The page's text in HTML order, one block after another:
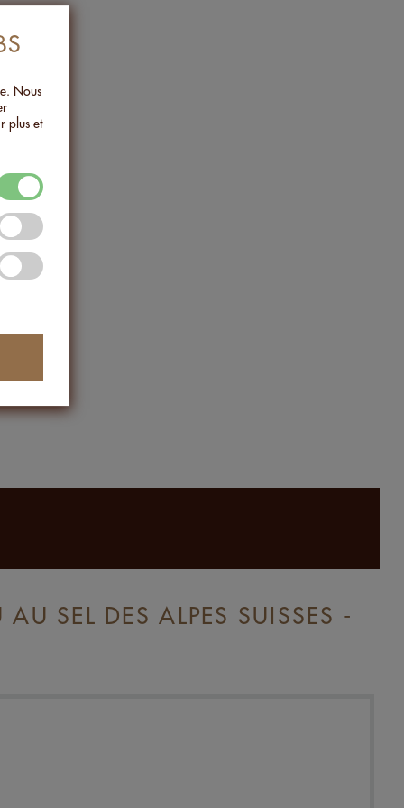
SEL DES ALPES SUISSES -
Nous
plus et